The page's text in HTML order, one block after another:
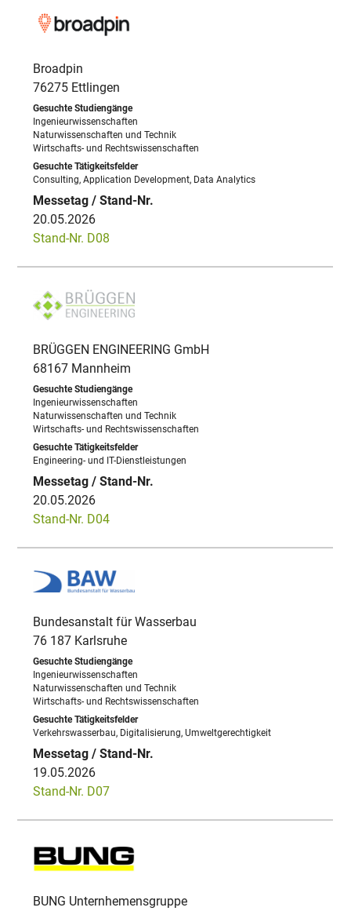
Broadpin
76275 Ettlingen
Ingenieurwissenschaften
Naturwissenschaften und Technik
Wirtschafts- und Rechtswissenschaften
Consulting, Application Development, Data Analytics
20.05.2026
Stand-Nr. D08
BRÜGGEN ENGINEERING GmbH
68167 Mannheim
Ingenieurwissenschaften
Naturwissenschaften und Technik
Wirtschafts- und Rechtswissenschaften
Engineering- und IT-Dienstleistungen
20.05.2026
Stand-Nr. D04
Bundesanstalt für Wasserbau
76 187 Karlsruhe
Ingenieurwissenschaften
Naturwissenschaften und Technik
Wirtschafts- und Rechtswissenschaften
Verkehrswasserbau, Digitalisierung, Umweltgerechtigkeit
19.05.2026
Stand-Nr. D07
BUNG Unternhemensgruppe